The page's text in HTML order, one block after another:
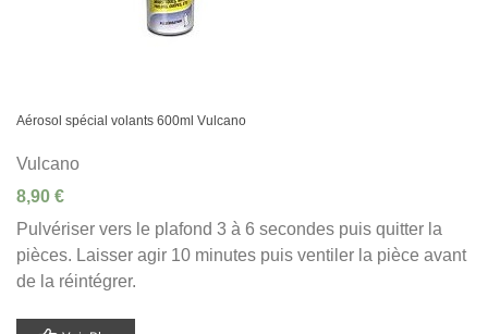
Aérosol spécial volants 600ml Vulcano
Vulcano
8,90 €
Pulvériser vers le plafond 3 à 6 secondes puis quitter la
pièces. Laisser agir 10 minutes puis ventiler la pièce avant
de la réintégrer.